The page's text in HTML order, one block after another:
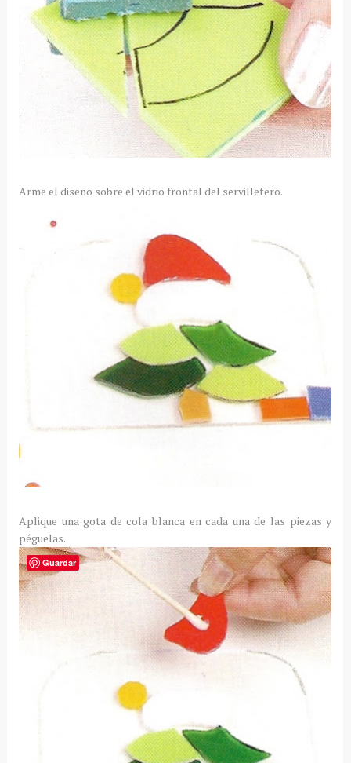
Arme el diseño sobre el vidrio frontal del servilletero.
Aplique una gota de cola blanca en cada una de las piezas y
péguelas.
Guardar